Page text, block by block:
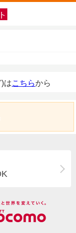
はこちらから